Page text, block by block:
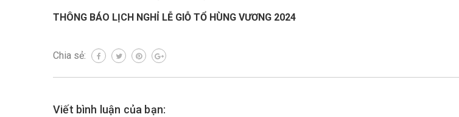
THÔNG BÁO LỊCH NGHỈ LỄ GIỖ TỔ HÙNG VƯƠNG 2024
Chia sẻ:
Viết bình luận của bạn: